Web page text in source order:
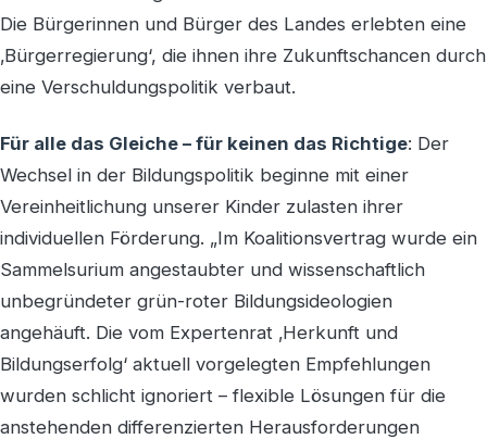
Die Bürgerinnen und Bürger des Landes erlebten eine
‚Bürgerregierung‘, die ihnen ihre Zukunftschancen durch
eine Verschuldungspolitik verbaut.
Für alle das Gleiche – für keinen das Richtige: Der
Wechsel in der Bildungspolitik beginne mit einer
Vereinheitlichung unserer Kinder zulasten ihrer
individuellen Förderung. „Im Koalitionsvertrag wurde ein
Sammelsurium angestaubter und wissenschaftlich
unbegründeter grün-roter Bildungsideologien
angehäuft. Die vom Expertenrat ‚Herkunft und
Bildungserfolg‘ aktuell vorgelegten Empfehlungen
wurden schlicht ignoriert – flexible Lösungen für die
anstehenden differenzierten Herausforderungen